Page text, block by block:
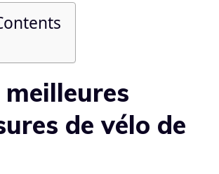
meilleures
de vélo de